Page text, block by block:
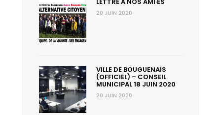
20 JUIN 2020
VILLE DE BOUGUENAIS
(OFFICIEL) – CONSEIL
MUNICIPAL 18 JUIN 2020
20 JUIN 2020